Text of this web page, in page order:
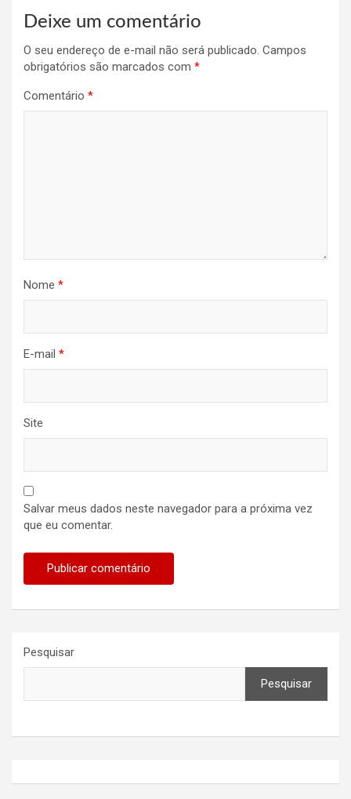
Deixe um comentário
O seu endereço de e-mail não será publicado. Campos
obrigatórios são marcados com *
Comentário *
Nome *
E-mail *
Site
Salvar meus dados neste navegador para a próxima vez
que eu comentar.
Pesquisar
Pesquisar